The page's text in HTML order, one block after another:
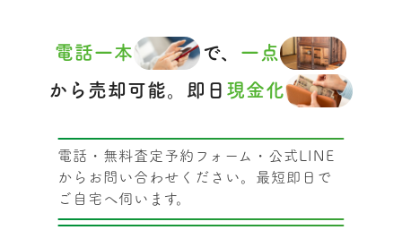
電話一本 で、 一点
から売却可能。即日 現金化
電話・無料査定予約フォーム・公式LINE
からお問い合わせください。最短即日で
ご自宅へ伺います。